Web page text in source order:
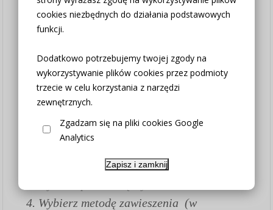
cookies niezbędnych do działania podstawowych
funkcji.
Dodatkowo potrzebujemy twojej zgody na
wykorzystywanie plików cookies przez podmioty
trzecie w celu korzystania z narzędzi
zewnętrznych.
Zgadzam się na pliki cookies Google
Analytics
Zapisz i zamknij
wyborze formy zapłaty i wysyłki.
Jak złożyć zamówienie:
1.Wybierz opcję czy firana szyta na wymiar
czy chcesz zakupić tylko tkaninę w
wybranym wymiarze (w opcji "Firana na
metry bez szycia" wszystkie poniższe
2. Wybierz potrzebną szerokość
4. Wybierz metodę zawieszenia (w